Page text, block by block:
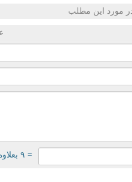
مورد این مطلب
= ۹ بعلاوه ۳